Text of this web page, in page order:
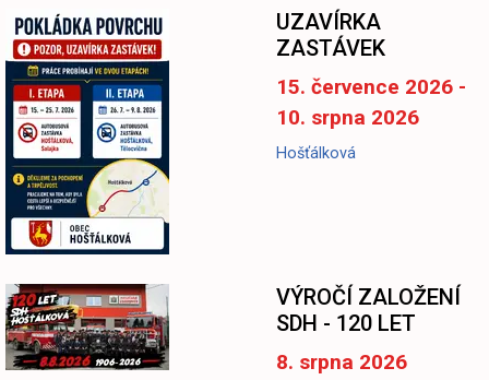
UZAVÍRKA
ZASTÁVEK
15. července 2026 -
10. srpna 2026
Hošťálková
VÝROČÍ ZALOŽENÍ
SDH - 120 LET
8. srpna 2026